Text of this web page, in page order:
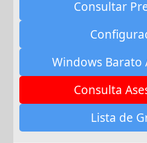
Consultar
Windows Barato
Consulta
Lista de